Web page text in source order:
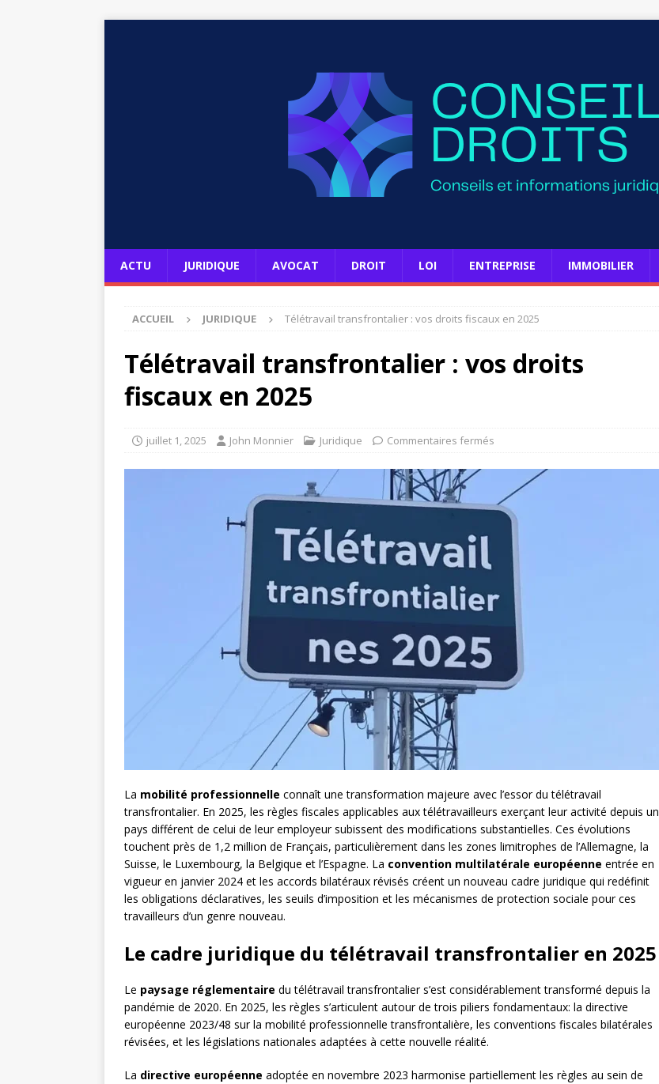
ACTU JURIDIQUE AVOCAT DROIT LOI ENTREPRISE IMMOBILIER
ACCUEIL JURIDIQUE Télétravail transfrontalier : vos droits fiscaux en 2025
Télétravail transfrontalier : vos droits
fiscaux en 2025
juillet 1, 2025 John Monnier Juridique Commentaires fermés
La mobilité professionnelle connaît une transformation majeure avec l’essor du télétravail
transfrontalier. En 2025, les règles fiscales applicables aux télétravailleurs exerçant leur activité depuis un
pays différent de celui de leur employeur subissent des modifications substantielles. Ces évolutions
touchent près de 1,2 million de Français, particulièrement dans les zones limitrophes de l’Allemagne, la
Suisse, le Luxembourg, la Belgique et l’Espagne. La convention multilatérale européenne entrée en
vigueur en janvier 2024 et les accords bilatéraux révisés créent un nouveau cadre juridique qui redéfinit
les obligations déclaratives, les seuils d’imposition et les mécanismes de protection sociale pour ces
travailleurs d’un genre nouveau.
Le cadre juridique du télétravail transfrontalier en 2025
Le paysage réglementaire du télétravail transfrontalier s’est considérablement transformé depuis la
pandémie de 2020. En 2025, les règles s’articulent autour de trois piliers fondamentaux: la directive
européenne 2023/48 sur la mobilité professionnelle transfrontalière, les conventions fiscales bilatérales
révisées, et les législations nationales adaptées à cette nouvelle réalité.
La directive européenne adoptée en novembre 2023 harmonise partiellement les règles au sein de